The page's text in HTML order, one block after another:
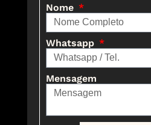
Nome
Whatsapp
Mensagem